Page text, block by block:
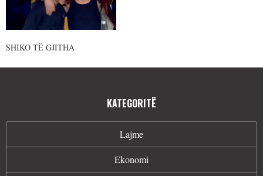
SHIKO TË GJITHA
KATEGORITË
Lajme
Ekonomi